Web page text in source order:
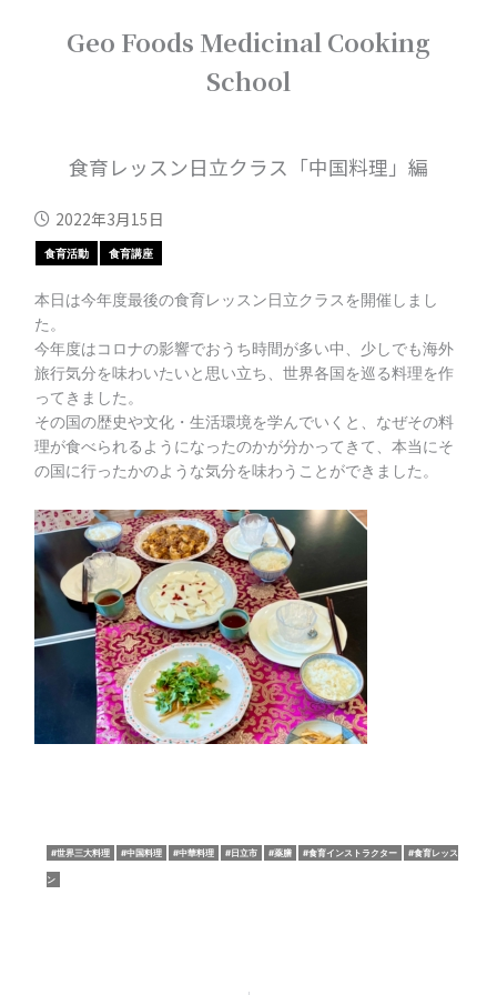
Geo Foods Medicinal Cooking
School
食育レッスン日立クラス「中国料理」編
2022年3月15日
食育活動 食育講座
本日は今年度最後の食育レッスン日立クラスを開催しまし
た。
今年度はコロナの影響でおうち時間が多い中、少しでも海外
旅行気分を味わいたいと思い立ち、世界各国を巡る料理を作
ってきました。
その国の歴史や文化・生活環境を学んでいくと、なぜその料
理が食べられるようになったのかが分かってきて、本当にそ
の国に行ったかのような気分を味わうことができました。
世界三大料理 中国料理 中華料理 日立市 薬膳 食育インストラクター 食育レッス
ン